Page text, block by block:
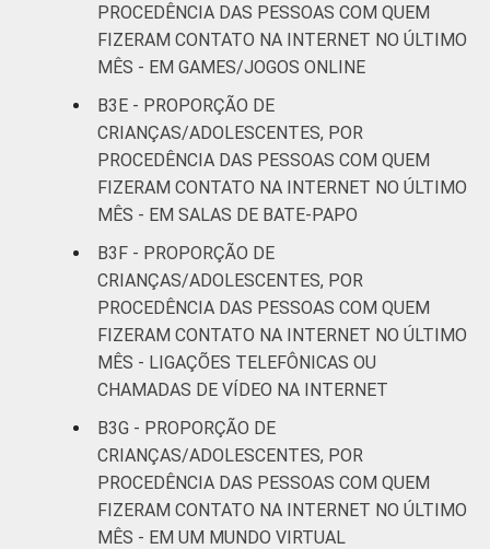
PROCEDÊNCIA DAS PESSOAS COM QUEM
FIZERAM CONTATO NA INTERNET NO ÚLTIMO
MÊS - EM GAMES/JOGOS ONLINE
B3E - PROPORÇÃO DE
CRIANÇAS/ADOLESCENTES, POR
PROCEDÊNCIA DAS PESSOAS COM QUEM
FIZERAM CONTATO NA INTERNET NO ÚLTIMO
MÊS - EM SALAS DE BATE-PAPO
B3F - PROPORÇÃO DE
CRIANÇAS/ADOLESCENTES, POR
PROCEDÊNCIA DAS PESSOAS COM QUEM
FIZERAM CONTATO NA INTERNET NO ÚLTIMO
MÊS - LIGAÇÕES TELEFÔNICAS OU
CHAMADAS DE VÍDEO NA INTERNET
B3G - PROPORÇÃO DE
CRIANÇAS/ADOLESCENTES, POR
PROCEDÊNCIA DAS PESSOAS COM QUEM
FIZERAM CONTATO NA INTERNET NO ÚLTIMO
MÊS - EM UM MUNDO VIRTUAL